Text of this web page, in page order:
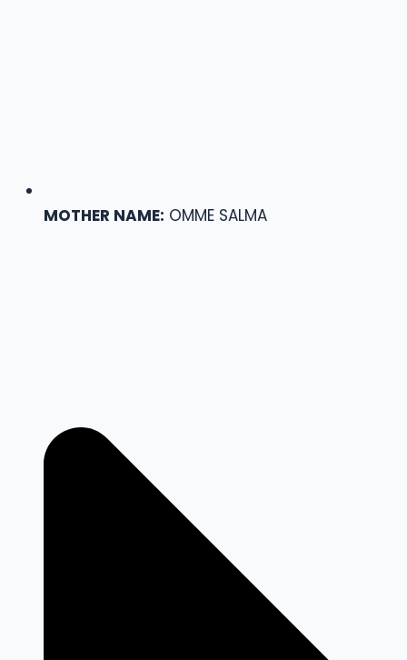
MOTHER NAME: OMME SALMA